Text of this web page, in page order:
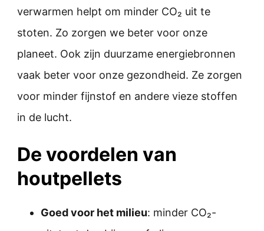
verwarmen helpt om minder CO₂ uit te
stoten. Zo zorgen we beter voor onze
planeet. Ook zijn duurzame energiebronnen
vaak beter voor onze gezondheid. Ze zorgen
voor minder fijnstof en andere vieze stoffen
in de lucht.
De voordelen van
houtpellets
Goed voor het milieu: minder CO₂-